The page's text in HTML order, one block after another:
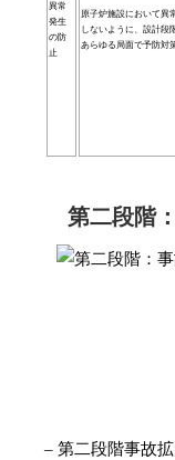
異常
発生
の防
止
原子炉施設において異
しないように、設計段
あらゆる局面で予防対
第二段階
– 第二段階事故